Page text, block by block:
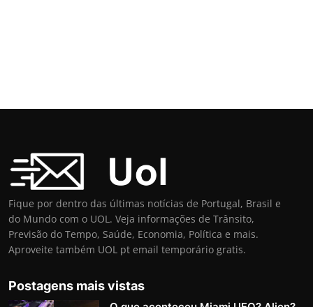
Fique por dentro das últimas notícias de Portugal, Brasil e
do Mundo com o UOL. Veja informações de Trânsito,
Previsão do Tempo, Saúde, Economia, Política e mais.
Aproveite também UOL pt email temporário gratis.
Postagens mais vistas